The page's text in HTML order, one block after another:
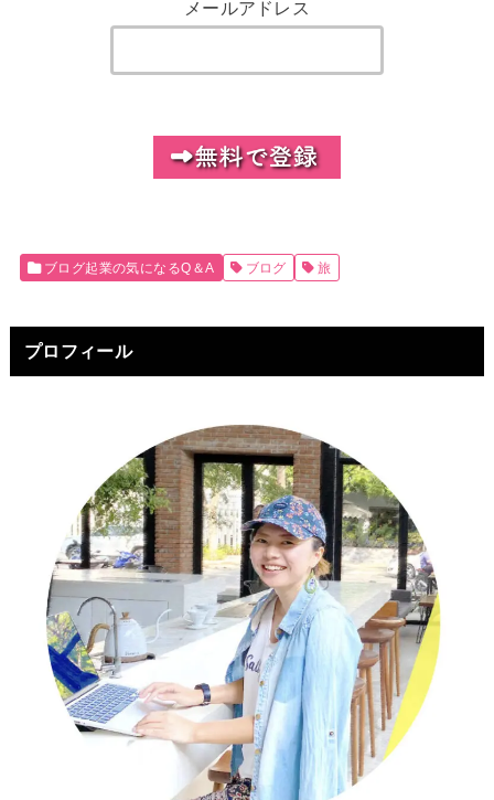
メールアドレス
ブログ起業の気になるQ＆A ブログ 旅
プロフィール